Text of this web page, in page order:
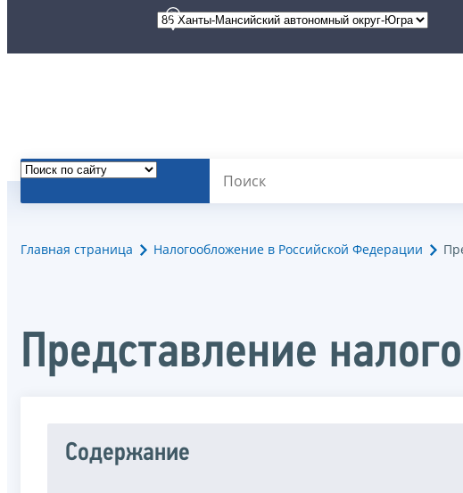
Главная страница Налогообложение в Российской Федерации
Представление
Содержание